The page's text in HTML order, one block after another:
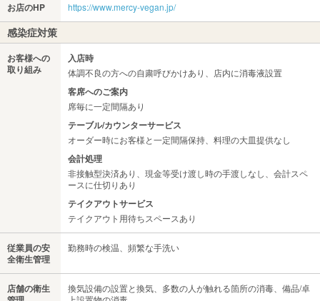
お店のHP https://www.mercy-vegan.jp/
感染症対策
お客様への
取り組み
入店時
体調不良の方への自粛呼びかけあり、店内に消毒液設置
客席へのご案内
席毎に一定間隔あり
テーブル/カウンターサービス
オーダー時にお客様と一定間隔保持、料理の大皿提供なし
会計処理
非接触型決済あり、現金等受け渡し時の手渡しなし、会計スペ
ースに仕切りあり
テイクアウトサービス
テイクアウト用待ちスペースあり
従業員の安
全衛生管理
勤務時の検温、頻繁な手洗い
店舗の衛生
換気設備の設置と換気、多数の人が触れる箇所の消毒、備品/卓